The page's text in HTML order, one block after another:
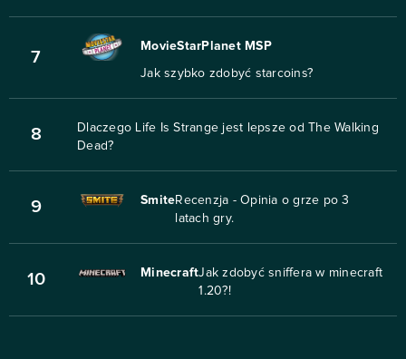
7
MovieStarPlanet MSP
Jak szybko zdobyć starcoins?
8
Dlaczego Life Is Strange jest lepsze od The Walking
Dead?
9 SmiteRecenzja - Opinia o grze po 3
latach gry.
10 MinecraftJak zdobyć sniffera w minecraft
1.20?!